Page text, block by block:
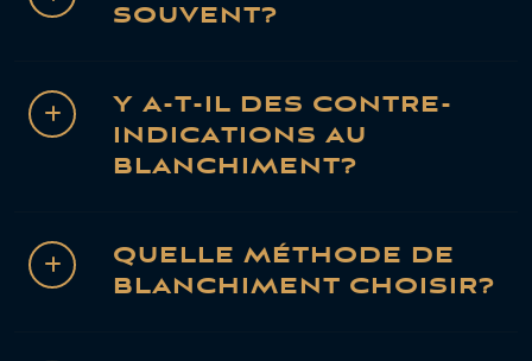
SOUVENT?
Y A-T-IL DES CONTRE-
INDICATIONS AU
BLANCHIMENT?
QUELLE MÉTHODE DE
BLANCHIMENT CHOISIR?